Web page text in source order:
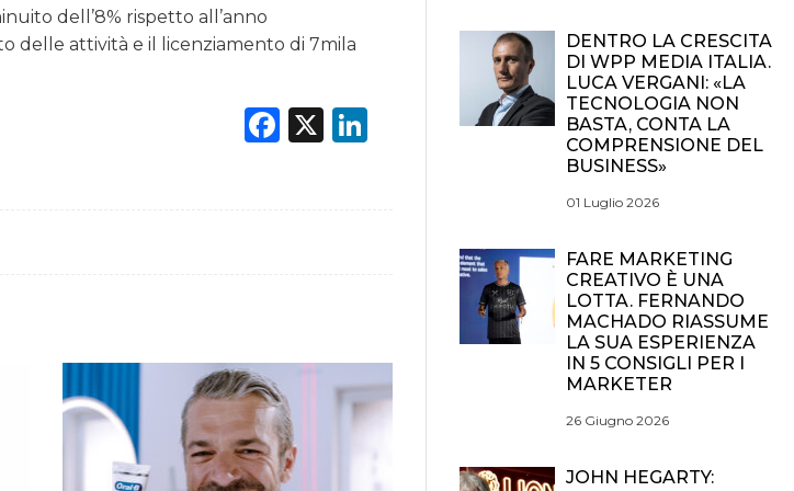
dell’8% rispetto all’anno
delle attività e il licenziamento di 7mila
Facebook
X LinkedIn
DENTRO LA CRESCITA
DI WPP MEDIA ITALIA.
LUCA VERGANI: «LA
TECNOLOGIA NON
BASTA, CONTA LA
COMPRENSIONE DEL
BUSINESS»
01 Luglio 2026
FARE MARKETING
CREATIVO È UNA
LOTTA. FERNANDO
MACHADO RIASSUME
LA SUA ESPERIENZA
IN 5 CONSIGLI PER I
MARKETER
26 Giugno 2026
JOHN HEGARTY: